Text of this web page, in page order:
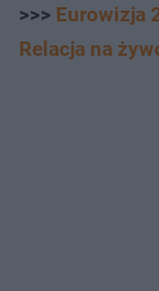
>>> Eurowizja
Relacja na